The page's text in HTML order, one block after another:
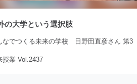
の大学という選択肢
なでつくる未来の学校 日野田直彦さん 第3
授業 Vol.2437